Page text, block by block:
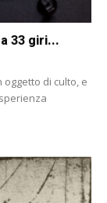
33 giri...
oggetto di culto, e